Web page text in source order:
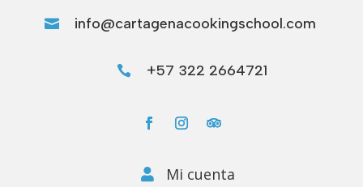
 info@cartagenacookingschool.com
 +57 322 2664721
 Mi cuenta